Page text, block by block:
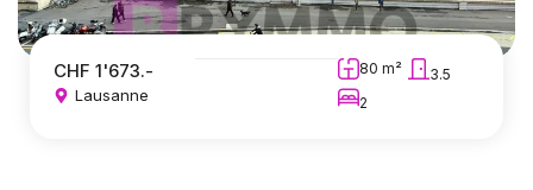
CHF 1'673.-
Lausanne
80 m²
3.5
2